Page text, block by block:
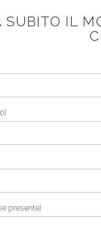
SUBITO IL
presente)